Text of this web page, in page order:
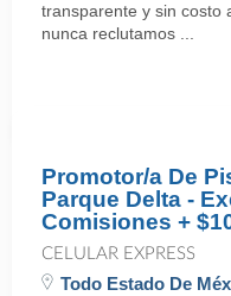
transparente y sin costo
nunca reclutamos ...
Promotor/a De
Parque Delta -
Comisiones +
CELULAR EXPRESS
Todo Estado De